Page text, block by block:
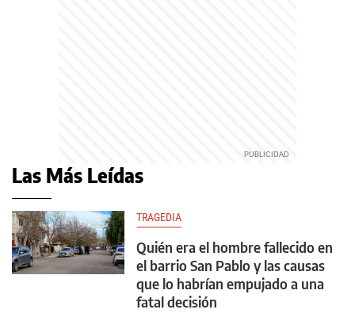
Las Más Leídas
TRAGEDIA
Quién era el hombre fallecido en
el barrio San Pablo y las causas
que lo habrían empujado a una
fatal decisión